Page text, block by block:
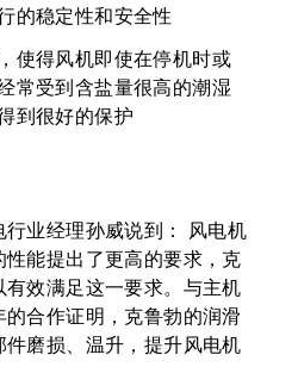
的稳定性和安全性
使得风机即使在停机时或
常受到含盐量很高的潮湿
到很好的保护
业经理孙威说到： 风电机
能提出了更高的要求，克
效满足这一要求。与主机
合作证明，克鲁勃的润滑
磨损、温升，提升风电机